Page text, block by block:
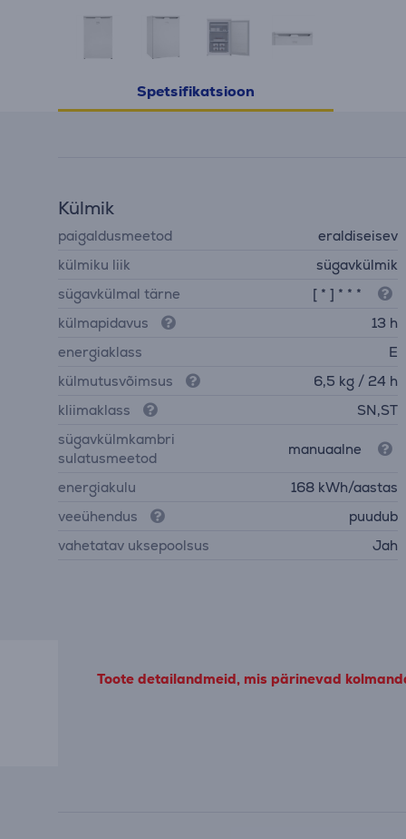
Spetsifikatsioon
Külmik
paigaldusmeetod
eraldiseisev
külmiku liik
sügavkülmik
sügavkülmal tärne
[ * ] * * *
külmapidavus
13 h
energiaklass
E
külmutusvõimsus
6,5 kg / 24 h
kliimaklass
SN,ST
sügavkülmkambri
sulatusmeetod
manuaalne
energiakulu
168 kWh/aastas
veeühendus
puudub
vahetatav uksepoolsus
Jah
Toote detailandmeid, mis pärinevad